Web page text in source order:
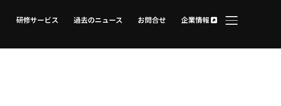
サイドバーと
研修サービス 過去のニュース お問合せ 企業情報